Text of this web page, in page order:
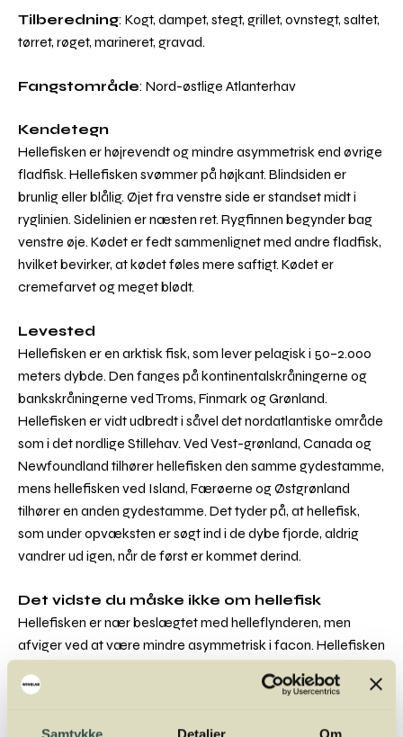
Tilberedning: Kogt, dampet, stegt, grillet, ovnstegt, saltet,
tørret, røget, marineret, gravad.
Fangstområde: Nord-østlige Atlanterhav
Kendetegn
Hellefisken er højrevendt og mindre asymmetrisk end øvrige
fladfisk. Hellefisken svømmer på højkant. Blindsiden er
brunlig eller blålig. Øjet fra venstre side er standset midt i
ryglinien. Sidelinien er næsten ret. Rygfinnen begynder bag
venstre øje. Kødet er fedt sammenlignet med andre fladfisk,
hvilket bevirker, at kødet føles mere saftigt. Kødet er
cremefarvet og meget blødt.
Levested
Hellefisken er en arktisk fisk, som lever pelagisk i 50–2.000
meters dybde. Den fanges på kontinentalskråningerne og
bankskråningerne ved Troms, Finmark og Grønland.
Hellefisken er vidt udbredt i såvel det nordatlantiske område
som i det nordlige Stillehav. Ved Vest-grønland, Canada og
Newfoundland tilhører hellefisken den samme gydestamme,
mens hellefisken ved Island, Færøerne og Østgrønland
tilhører en anden gydestamme. Det tyder på, at hellefisk,
som under opvæksten er søgt ind i de dybe fjorde, aldrig
vandrer ud igen, når de først er kommet derind.
Det vidste du måske ikke om hellefisk
Hellefisken er nær beslægtet med helleflynderen, men
afviger ved at være mindre asymmetrisk i facon. Hellefisken
fladfisk. I de seneste år er fiskeriet efter hellefisk i de